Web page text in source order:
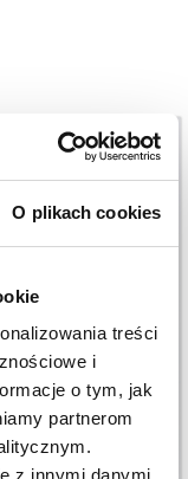
O plikach cookies
treści
i
o tym, jak
partnerom
z innymi danymi